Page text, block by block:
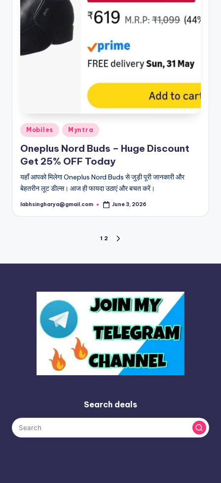
Posted
in
Mobiles Myntra
Oneplus Nord Buds – Huge Discount
Get 25% OFF Today
यहाँ आपको मिलेगा Oneplus Nord Buds से जुड़ी पूरी जानकारी और
बेहतरीन लूट डील्स। आज ही फायदा उठाएं और बचत करें।
Posted
labhsingharya@gmail.com June 3, 2026
pagination
1 2
Search deals